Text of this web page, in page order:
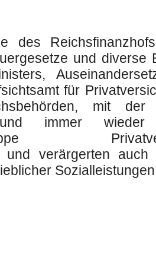
des
und diverse
für
mit der
und immer
und verärgerten